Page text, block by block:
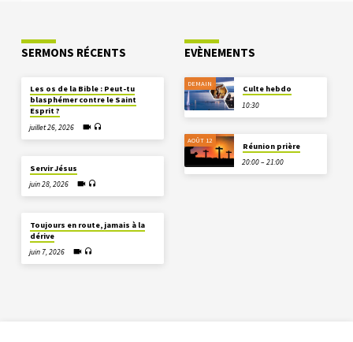
SERMONS RÉCENTS
Les os de la Bible : Peut-tu
blasphémer contre le Saint
Esprit ?
juillet 26, 2026
Servir Jésus
juin 28, 2026
Toujours en route, jamais à la
dérive
juin 7, 2026
EVÈNEMENTS
DEMAIN
Culte hebdo
10:30
AOÛT 12
Réunion prière
20:00 – 21:00